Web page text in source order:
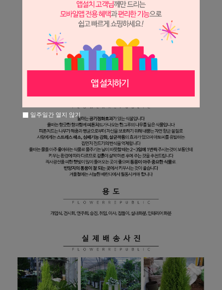
일주일간 열지 않기